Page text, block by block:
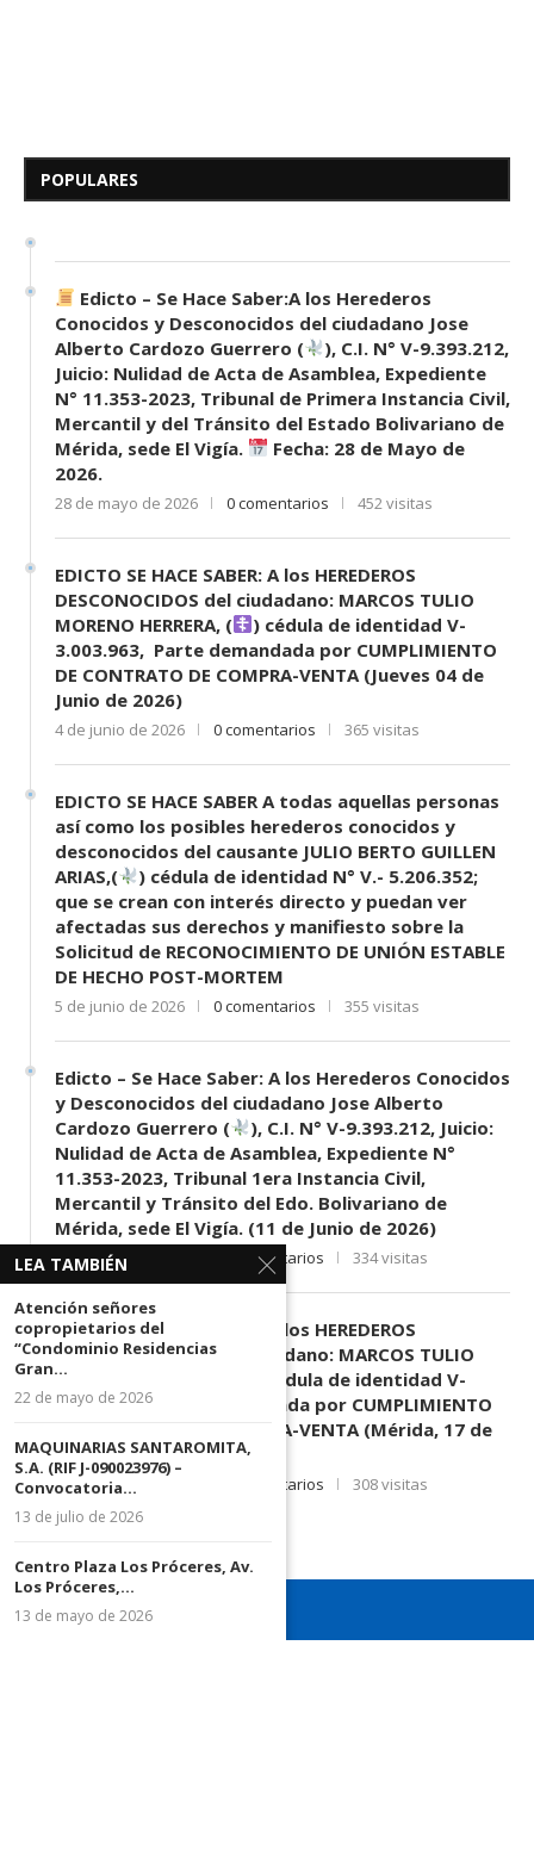
POPULARESDesconocidos del...
Edicto – Se Hace Saber:A los Herederos
Conocidos y Desconocidos del ciudadano Jose
Alberto Cardozo Guerrero (
), C.I. N° V-9.393.212,
Juicio: Nulidad de Acta de Asamblea, Expediente
N° 11.353-2023, Tribunal de Primera Instancia Civil,
Mercantil y del Tránsito del Estado Bolivariano de
Mérida, sede El Vigía.
Fecha: 28 de Mayo de
2026.
28 de mayo de 2026 0 comentarios 452 visitas
EDICTO SE HACE SABER: A los HEREDEROS
DESCONOCIDOS del ciudadano: MARCOS TULIO
MORENO HERRERA, (
) cédula de identidad V-
3.003.963, Parte demandada por CUMPLIMIENTO
DE CONTRATO DE COMPRA-VENTA (Jueves 04 de
Junio de 2026)
4 de junio de 2026 0 comentarios 365 visitas
EDICTO SE HACE SABER A todas aquellas personas
así como los posibles herederos conocidos y
desconocidos del causante JULIO BERTO GUILLEN
ARIAS,(
) cédula de identidad N° V.- 5.206.352;
que se crean con interés directo y puedan ver
afectadas sus derechos y manifiesto sobre la
Solicitud de RECONOCIMIENTO DE UNIÓN ESTABLE
DE HECHO POST-MORTEM
5 de junio de 2026 0 comentarios 355 visitas
Edicto – Se Hace Saber: A los Herederos Conocidos
y Desconocidos del ciudadano Jose Alberto
Cardozo Guerrero (
), C.I. N° V-9.393.212, Juicio:
Nulidad de Acta de Asamblea, Expediente N°
11.353-2023, Tribunal 1era Instancia Civil,
Mercantil y Tránsito del Edo. Bolivariano de
Mérida, sede El Vigía. (11 de Junio de 2026)
11 de junio de 2026 0 comentarios 334 visitas
EDICTO SE HACE SABER: A los HEREDEROS
DESCONOCIDOS del ciudadano: MARCOS TULIO
MORENO HERRERA, (
) cédula de identidad V-
3.003.963, Parte demandada por CUMPLIMIENTO
DE CONTRATO DE COMPRA-VENTA (Mérida, 17 de
Junio de 2026)
17 de junio de 2026 0 comentarios 308 visitas
LEA TAMBIÉN
Atención señores
copropietarios del
“Condominio Residencias
Gran...
22 de mayo de 2026
MAQUINARIAS SANTAROMITA,
S.A. (RIF J-090023976) –
Convocatoria...
13 de julio de 2026
Centro Plaza Los Próceres, Av.
Los Próceres,...
13 de mayo de 2026